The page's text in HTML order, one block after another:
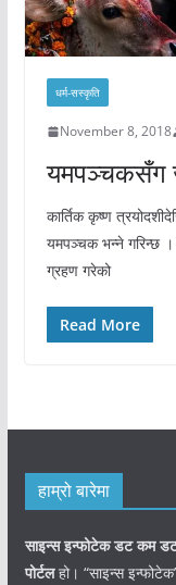
धर्म-सस्कृति
November 8, 2018
यमपञ्चकसँग
कार्तिक कृष्ण
यमपञ्चक भन्ने गरिन्छ
ग्रहण गरेको
Read More
हाम्रो बारेमा
साइन्स इन्फोटेक डट कम
पोर्टलहो। “साइन्स